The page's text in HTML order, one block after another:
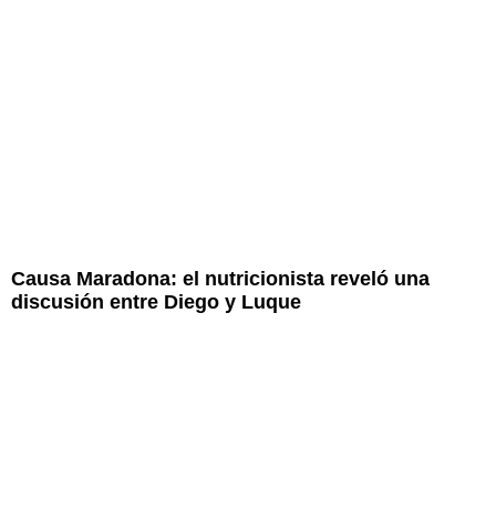
Causa Maradona: el nutricionista reveló una
discusión entre Diego y Luque